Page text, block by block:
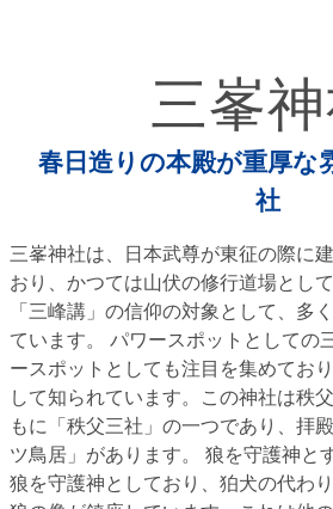
三峯
春日造りの本殿が重厚な
社
三峯神社は、日本武尊が東征の際に
おり、かつては山伏の修行道場とし
「三峰講」の信仰の対象として、多
ています。 パワースポットとしての
ースポットとしても注目を集めてお
して知られています。この神社は秩
もに「秩父三社」の一つであり、拝
ツ鳥居」があります。 狼を守護神と
狼を守護神としており、狛犬の代わ